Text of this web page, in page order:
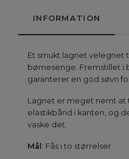
INFORMATION
Et smukt lagnet velegnet
børnesenge. Fremstillet i
garanterer en god søvn
Lagnet er meget nemt
elastikbånd i kanten, og
vaske det.
Mål : Fås i to størrelser